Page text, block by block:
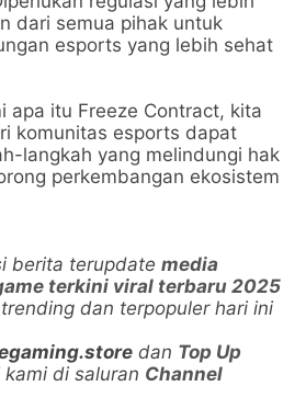
dari semua pihak untuk
esports yang lebih sehat
apa itu Freeze Contract, kita
komunitas esports dapat
langkah yang melindungi hak
perkembangan ekosistem
berita terupdatemedia
terkini viral terbaru 2025
dan terpopuler hari ini
dan Top Up
kami di saluran Channel